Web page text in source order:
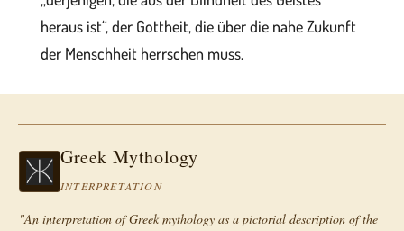
heraus ist“, der Gottheit, die über die nahe Zukunft
der Menschheit herrschen muss.
Greek Mythology
INTERPRETATION
"An interpretation of Greek mythology as a pictorial description of the